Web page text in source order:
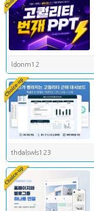
ldonm12
thdalswls123